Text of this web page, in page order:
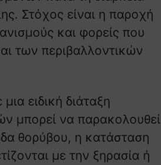
Στόχος είναι η παροχή
και φορείς που
των περιβαλλοντικών
ειδική διάταξη
μπορεί να παρακολουθεί
θορύβου, η κατάσταση
με την ξηρασία ή